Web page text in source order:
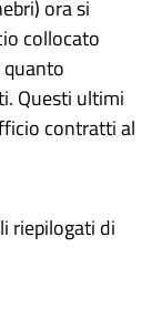
ora si
collocato
Questi ultimi
contratti al
riepilogati di